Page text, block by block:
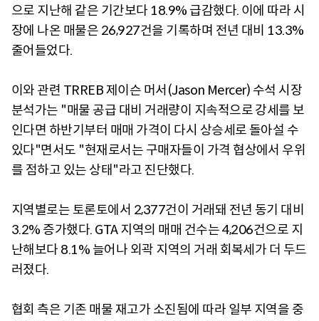
으로 지난해 같은 기간보다 18.9% 급감했다. 이에 따라 시
장에 나온 매물은 26,927건을 기록하며 전년 대비 13.3%
줄어들었다.
이와 관련 TRREB 제이슨 머서(Jason Mercer) 수석 시장
분석가는 "매물 공급 대비 거래량이 지속적으로 강세를 보
인다면 하반기부터 매매 가격이 다시 상승세로 돌아설 수
있다"면서도 "현재로서는 구매자들이 가격 협상에서 우위
를 점하고 있는 상태"라고 진단했다.
지역별로는 토론토에서 2,377건이 거래돼 전년 동기 대비
3.2% 증가했다. GTA 지역의 매매 건수는 4,206건으로 지
난해보다 8.1% 늘어나 외곽 지역의 거래 회복세가 더 두드
러졌다.
협회 측은 기존 매물 재고가 소진됨에 따라 일부 지역을 중